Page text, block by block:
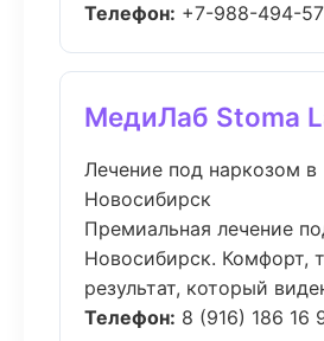
Телефон: +7-988-494-
МедиЛаб Stoma
Лечение под наркозом в
Новосибирск
Премиальная лечение
Новосибирск. Комфорт,
результат, который
Телефон: 8 (916) 186 16